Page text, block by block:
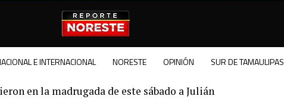
E INTERNACIONAL NORESTE OPINIÓN SUR DE TAMAULIPAS
en la madrugada de este sábado a Julián